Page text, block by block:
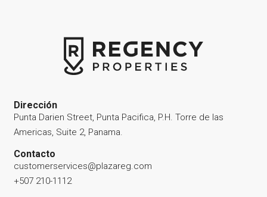
Dirección
Punta Darien Street, Punta Pacifica, P.H. Torre de las
Americas, Suite 2, Panama.
Contacto
customerservices@plazareg.com
+507 210-1112